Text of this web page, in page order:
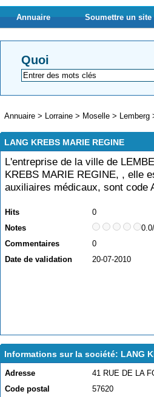
Annuaire Soumettre un site
Quoi
Annuaire > Lorraine > Moselle > Lemberg
LANG KREBS MARIE REGINE
L'entreprise de la ville de
KREBS MARIE REGINE, , elle
auxiliaires médicaux, sont code
Hits
0
Notes
Commentaires
0
Date de validation
20-07-2010
Informations sur la société: LANG
Adresse
41 RUE DE LA
Code postal
57620